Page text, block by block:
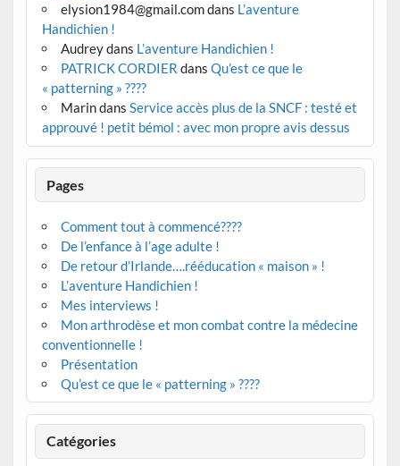
elysion1984@gmail.comdans L’aventure
Handichien !
Audreydans L’aventure Handichien !
PATRICK CORDIER dans Qu’est ce que le
« patterning » ????
Marindans Service accès plus de la SNCF : testé et
approuvé ! petit bémol : avec mon propre avis dessus
Pages
Comment tout à commencé????
De l’enfance à l’age adulte !
De retour d’Irlande….rééducation « maison » !
L’aventure Handichien !
Mes interviews !
Mon arthrodèse et mon combat contre la médecine
conventionnelle !
Présentation
Qu’est ce que le « patterning » ????
Catégories